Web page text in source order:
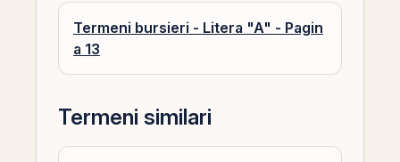
Termeni bursieri - Litera "A" - Pagin
a 13
Termeni similari